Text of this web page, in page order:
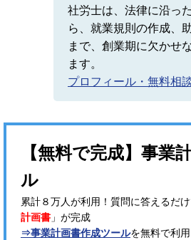
社労士は、法律に沿っ
ら、就業規則の作成、
まで、創業期に欠かせ
ます。
プロフィール・無料相
【無料で完成】事業
ル
累計８万人が利用！質問に答えるだ
計画書 」が完成
⇒事業計画書作成ツールを無料で利